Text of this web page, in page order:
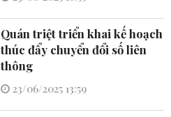
Quán triệt triển khai kế hoạch
thúc đẩy chuyển đổi số liên
thông
23/06/2025 13:59